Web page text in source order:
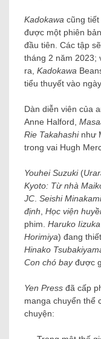
Kadokawa cũng
được một phiên
đầu tiên. Các tập
tháng 2 năm 2023;
ra, Kadokawa
tiểu thuyết vào
Dàn diễn viên của
Anne Halford,
Rie Takahashinhư
trong vai Hugh
Youhei Suzuki(
Kyoto: Từ nhà
JC. Seishi Minakami
định, Học viện
phim. Haruko Iizuka
Horimiya) đang
Hinako
Con chó bayđược
Yen Press đã cấp
manga chuyển thể
chuyện: